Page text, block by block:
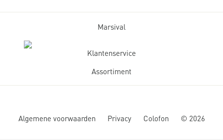
Marsival
Klantenservice
Assortiment
Algemene voorwaarden Privacy Colofon © 2026